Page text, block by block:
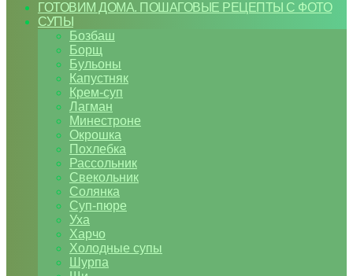
ГОТОВИМ ДОМА. ПОШАГОВЫЕ РЕЦЕПТЫ С ФОТО
СУПЫ
Бозбаш
Борщ
Бульоны
Капустняк
Крем-суп
Лагман
Минестроне
Окрошка
Похлебка
Рассольник
Свекольник
Солянка
Суп-пюре
Уха
Харчо
Холодные супы
Шурпа